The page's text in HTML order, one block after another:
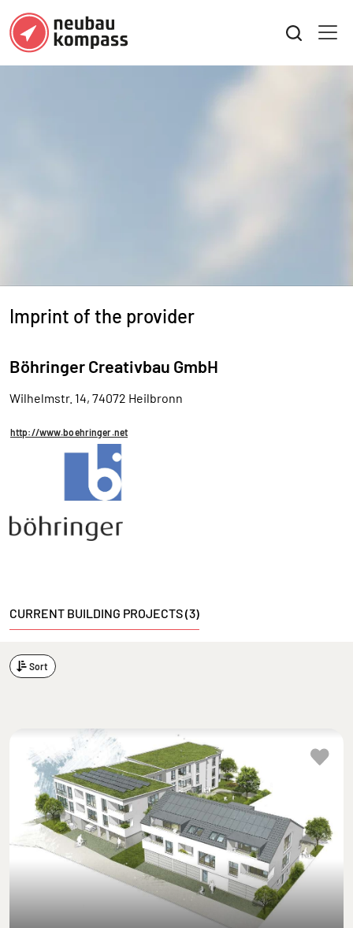
Imprint of the provider
Böhringer Creativbau GmbH
Wilhelmstr. 14, 74072 Heilbronn
http://www.boehringer.net
CURRENT BUILDING PROJECTS (3)
Sort